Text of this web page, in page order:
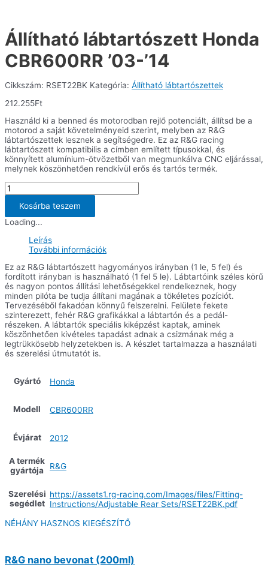
Állítható lábtartószett Honda
CBR600RR ’03-’14
Cikkszám: RSET22BK Kategória: Állítható lábtartószettek
212.255Ft
Használd ki a benned és motorodban rejlő potenciált, állítsd be a
motorod a saját követelményeid szerint, melyben az R&G
lábtartószettek lesznek a segítségedre. Ez az R&G racing
lábtartószett kompatibilis a címben említett típusokkal, és
könnyített alumínium-ötvözetből van megmunkálva CNC eljárással,
melynek köszönhetően rendkívül erős és tartós termék.
Állítható
lábtartószett
Honda
CBR600RR
'03-
mennyiség
Kosárba teszem
Loading...
Leírás
További információk
Ez az R&G lábtartószett hagyományos irányban (1 le, 5 fel) és
fordított irányban is használható (1 fel 5 le). Lábtartóink széles körű
és nagyon pontos állítási lehetőségekkel rendelkeznek, hogy
minden pilóta be tudja állítani magának a tökéletes pozíciót.
Tervezéséből fakadóan könnyű felszerelni. Felülete fekete
szinterezett, fehér R&G grafikákkal a lábtartón és a pedál-
részeken. A lábtartók speciális kiképzést kaptak, aminek
köszönhetően kivételes tapadást adnak a csizmának még a
legtrükkösebb helyzetekben is. A készlet tartalmazza a használati
és szerelési útmutatót is.
Gyártó Honda
Modell CBR600RR
Évjárat 2012
A termék
gyártója
R&G
Szerelési
segédlet
https://assets1.rg-racing.com/Images/files/Fitting-
Instructions/Adjustable Rear Sets/RSET22BK.pdf
NÉHÁNY HASZNOS KIEGÉSZÍTŐ
R&G nano bevonat (200ml)